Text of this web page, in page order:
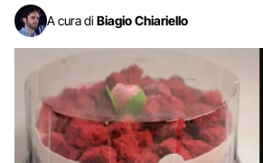
A cura di Biagio Chiariello